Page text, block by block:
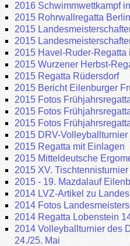
2016 Schwimmwettkampf
2015 Rohrwallregatta
2015
2015
2015 Havel-Ruder-Regatta
2015 Wurzener Herbst-
2015 Regatta Rüdersdorf
2015 Bericht Eilenburger
2015 Fotos
2015 Fotos
2015 Fotos
2015 DRV-Volleyballturnier
2015 Regatta mit Einlagen
2015 Mitteldeutsche
2015 XV. Tischtennisturnier
2015 - 19. Mazdalauf
2014 LVZ-Artikel zu
2014 Fotos
2014 Regatta Lobenstein
2014 Volleyballturnier des
24./25. Mai